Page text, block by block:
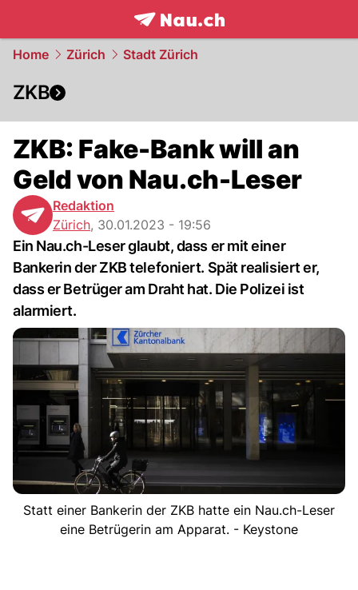
frontpage.NAU.ch
Home Zürich Stadt Zürich
ZKB
ZKB: Fake-Bank will an
Geld von Nau.ch-Leser
Redaktion
Zürich, 30.01.2023 - 19:56
Ein Nau.ch-Leser glaubt, dass er mit einer
Bankerin der ZKB telefoniert. Spät realisiert er,
dass er Betrüger am Draht hat. Die Polizei ist
alarmiert.
Statt einer Bankerin der ZKB hatte ein Nau.ch-Leser
eine Betrügerin am Apparat. - Keystone